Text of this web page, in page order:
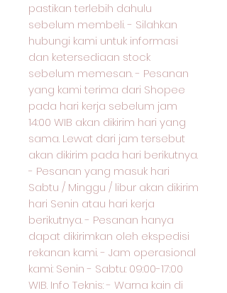
pastikan terlebih dahulu
sebelum membeli. - Silahkan
hubungi kami untuk informasi
dan ketersediaan stock
sebelum memesan. - Pesanan
yang kami terima dari Shopee
pada hari kerja sebelum jam
14:00 WIB akan dikirim hari yang
sama. Lewat dari jam tersebut
akan dikirim pada hari berikutnya.
- Pesanan yang masuk hari
Sabtu / Minggu / libur akan dikirim
hari Senin atau hari kerja
berikutnya. - Pesanan hanya
dapat dikirimkan oleh ekspedisi
rekanan kami. - Jam operasional
kami: Senin - Sabtu: 09:00-17:00
WIB. Info Teknis: - Warna kain di